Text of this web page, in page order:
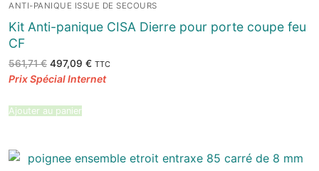
ANTI-PANIQUE ISSUE DE SECOURS
Kit Anti-panique CISA Dierre pour porte coupe feu
CF
561,71€ Le
prix
initial
497,09 €Le
actuel
TTC
Ajouter au panier